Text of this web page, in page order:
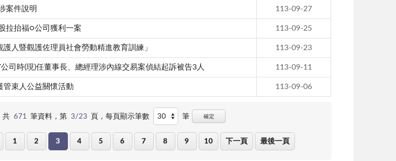
案件說明 113-09-27
拉抬福○公司獲利一案 113-09-25
人暨觀護佐理員社會勞動精進教育訓練」 113-09-23
司時(現)任董事長、總經理涉內線交易案偵結起訴被告3人 113-09-11
管束人公益關懷活動 113-09-06
共 671 筆資料，第 3/23 頁，每頁顯示筆數 筆 確定
1 2 3 4 5 6 7 8 9 10 下一頁 最後一頁